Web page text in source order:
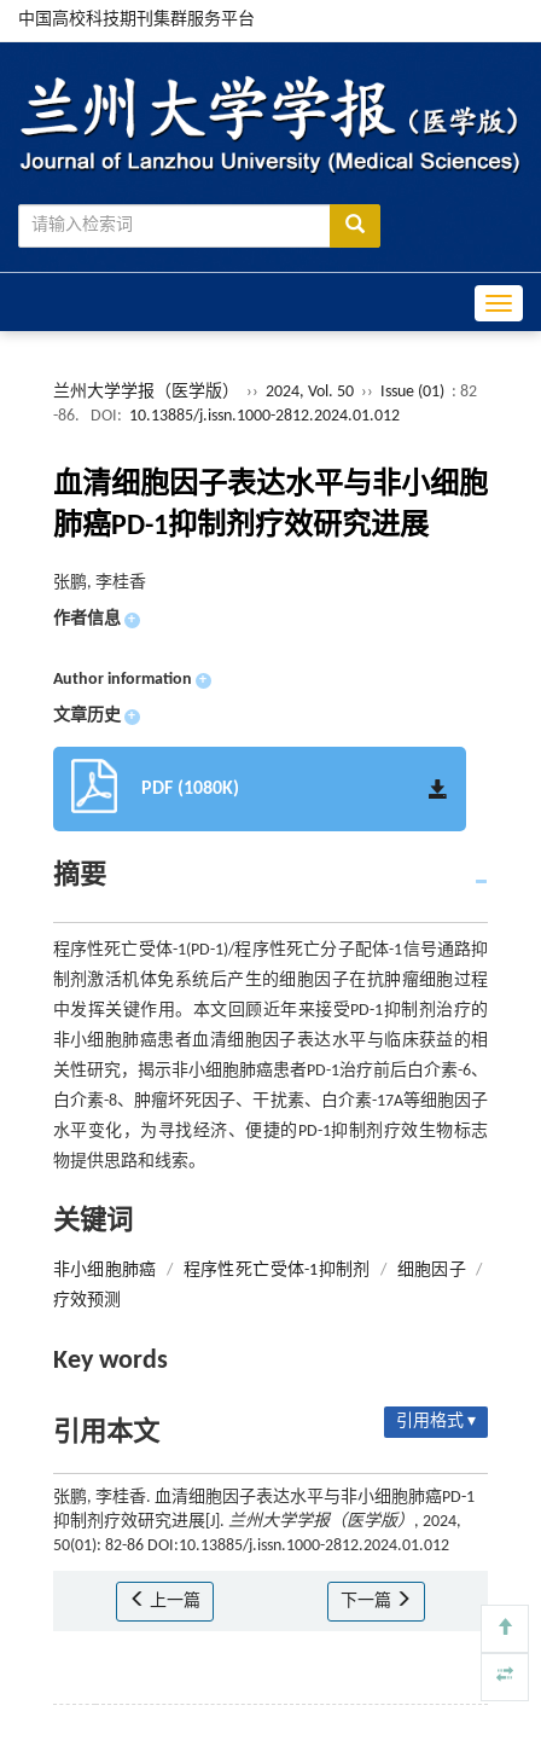
中国高校科技期刊集群服务平台
兰州大学学报（医学版） ›› 2024, Vol. 50 ›› Issue (01) : 82
-86.
DOI: 10.13885/j.issn.1000-2812.2024.01.012
血清细胞因子表达水平与非小细胞
肺癌PD-1抑制剂疗效研究进展
张鹏, 李桂香
作者信息 +
Author information +
文章历史 +
PDF (1080K)
摘要
程序性死亡受体-1(PD-1)/程序性死亡分子配体-1信号通路抑
制剂激活机体免系统后产生的细胞因子在抗肿瘤细胞过程
中发挥关键作用。本文回顾近年来接受PD-1抑制剂治疗的
非小细胞肺癌患者血清细胞因子表达水平与临床获益的相
关性研究，揭示非小细胞肺癌患者PD-1治疗前后白介素-6、
白介素-8、肿瘤坏死因子、干扰素、白介素-17A等细胞因子
水平变化，为寻找经济、便捷的PD-1抑制剂疗效生物标志
物提供思路和线索。
关键词
非小细胞肺癌 / 程序性死亡受体-1抑制剂 / 细胞因子 /
疗效预测
Key words
引用本文 引用格式 ▾
张鹏, 李桂香. 血清细胞因子表达水平与非小细胞肺癌PD-1
抑制剂疗效研究进展[J]. 兰州大学学报（医学版） , 2024,
50(01): 82-86 DOI:10.13885/j.issn.1000-2812.2024.01.012
上一篇 下一篇